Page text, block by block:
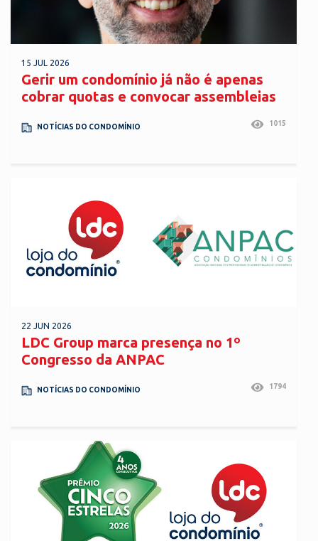
15 JUL 2026
Gerir um condomínio já não é apenas
cobrar quotas e convocar assembleias
NOTÍCIAS DO CONDOMÍNIO 1015
22 JUN 2026
LDC Group marca presença no 1º
Congresso da ANPAC
NOTÍCIAS DO CONDOMÍNIO 1794